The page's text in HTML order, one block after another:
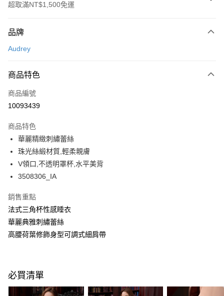
超取滿NT$1,500免運
信用卡一次付款
LINE Pay
Apple Pay
Google Pay
全支付
全盈+PAY
相關說明
【關於「AFTEE先享後付」】
AFTEE先享後付是「在收到商品之後才付款」的支付方式。 讓您購物簡單
１．簡單：不需註冊會員、不需綁卡、不需儲值。
【「AFTEE先享後付」結帳流程】
結帳頁面，進行簡訊認證並確認金額後，即可完成結帳。
ATM付款
每筆NT$100，滿NT$1,500(含以上)免運費
付款後全家取貨
品牌
Audrey
商品特色
商品編號
10093439
商品特色
華麗精緻刺繡蕾絲
珠光絲緞材質,輕柔親膚
V領口,不透明罩杯,水平美背
3508306_IA
銷售重點
法式三角杯性感睡衣
華麗典雅刺繡蕾絲
高腰荷葉修飾身型可調式細肩帶
必買清單